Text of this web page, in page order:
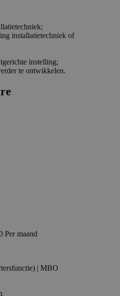
installatietechniek of
instelling;
te ontwikkelen.
Per maand
| MBO